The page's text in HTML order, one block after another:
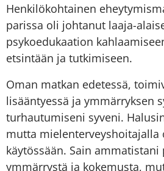
Henkilökohtainen
parissa oli johtanut laaja-
psykoedukaation
etsintään ja tutkimiseen.
Oman matkan edetessä,
lisääntyessä ja ymmärryksen
turhautumiseni syveni.
mutta
käytössään. Sain ammatistani
ymmärrystä ja kokemusta,